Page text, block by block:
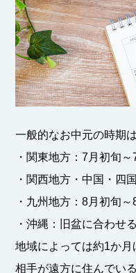
一般的なお中元の時期
・関東地方：7月初旬
・関西地方・中国・四
・九州地方：8月初旬
・沖縄：旧盆に合わせ
地域によっては約1か月
相手が遠方に住んでい